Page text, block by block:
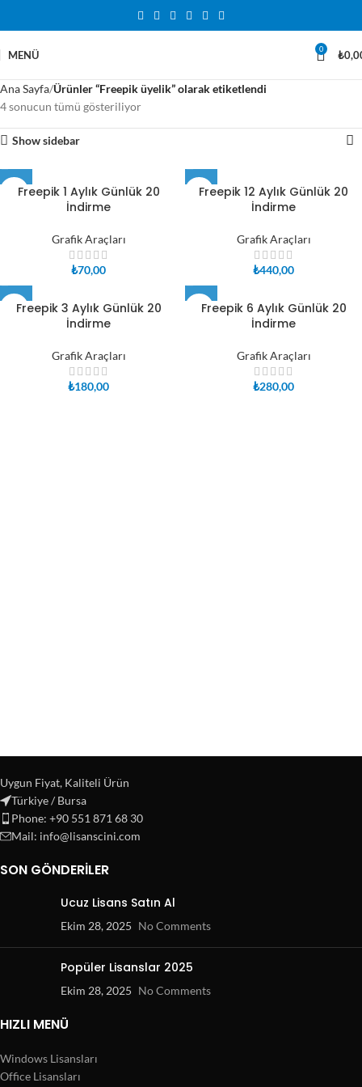
MENÜ 0 ₺
Ana Sayfa Ürünler “Freepik üyelik” olarak etiketlendi
4 sonucun tümü gösteriliyor
Show sidebar
Freepik 1 Aylık Günlük 20
İndirme
Grafik Araçları
₺70,00
Freepik 12 Aylık Günlük 20
İndirme
Grafik Araçları
₺440,00
Freepik 3 Aylık Günlük 20
İndirme
Grafik Araçları
₺180,00
Freepik 6 Aylık Günlük 20
İndirme
Grafik Araçları
₺280,00
Uygun Fiyat, Kaliteli Ürün
Türkiye / Bursa
Phone: +90 551 871 68 30
Mail: info@lisanscini.com
SON GÖNDERILER
Ucuz Lisans Satın Al
Ekim 28, 2025 No Comments
Popüler Lisanslar 2025
Ekim 28, 2025 No Comments
HIZLI MENÜ
Windows Lisansları
Office Lisansları